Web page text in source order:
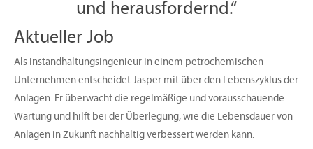
und herausfordernd.“
Aktueller Job
Als Instandhaltungsingenieur in einem petrochemischen
Unternehmen entscheidet Jasper mit über den Lebenszyklus der
Anlagen. Er überwacht die regelmäßige und vorausschauende
Wartung und hilft bei der Überlegung, wie die Lebensdauer von
Anlagen in Zukunft nachhaltig verbessert werden kann.